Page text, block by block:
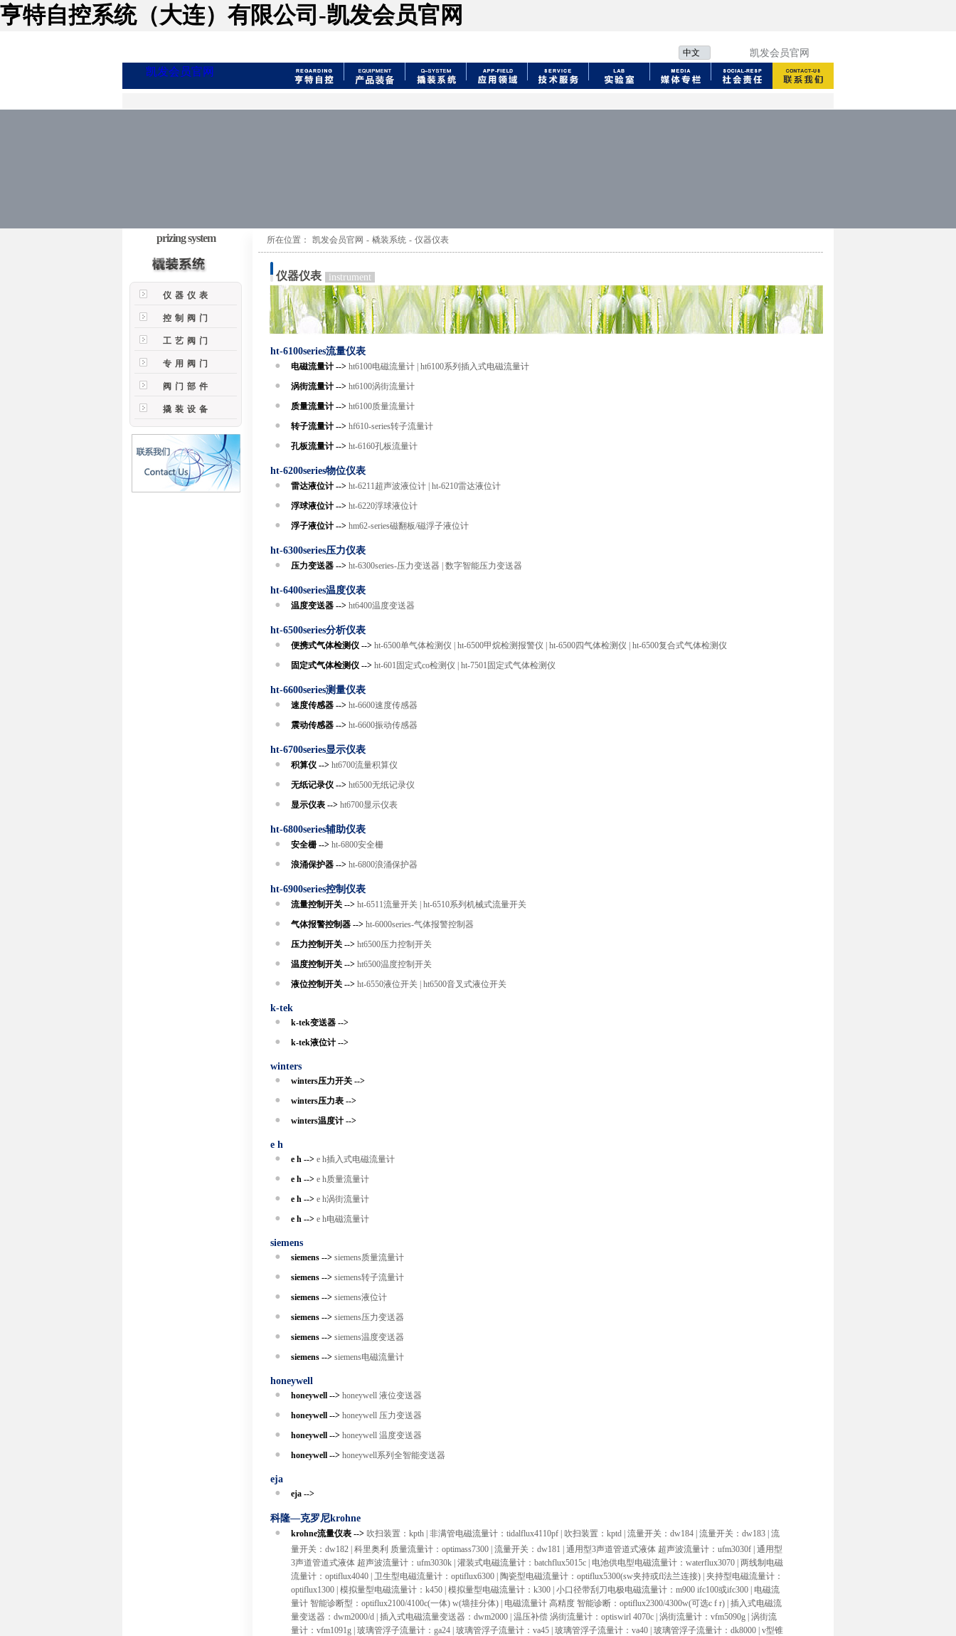
亨特自控系统（大连）有限公司-凯发会员官网
中文 凯发会员官网
凯发会员官网
prizing system
仪器仪表
控制阀门
工艺阀门
专用阀门
阀门部件
撬装设备
所在位置： 凯发会员官网 - 橇装系统 - 仪器仪表
仪器仪表 instrument
ht-6100series流量仪表
电磁流量计 --> ht6100电磁流量计 | ht6100系列插入式电磁流量计
涡街流量计 --> ht6100涡街流量计
质量流量计 --> ht6100质量流量计
转子流量计 --> hf610-series转子流量计
孔板流量计 --> ht-6160孔板流量计
ht-6200series物位仪表
雷达液位计 --> ht-6211超声波液位计 | ht-6210雷达液位计
浮球液位计 --> ht-6220浮球液位计
浮子液位计 --> hm62-series磁翻板/磁浮子液位计
ht-6300series压力仪表
压力变送器 --> ht-6300series-压力变送器 | 数字智能压力变送器
ht-6400series温度仪表
温度变送器 --> ht6400温度变送器
ht-6500series分析仪表
便携式气体检测仪 --> ht-6500单气体检测仪 | ht-6500甲烷检测报警仪 | ht-6500四气体检测仪 | ht-6500复合式气体检测仪
固定式气体检测仪 --> ht-601固定式co检测仪 | ht-7501固定式气体检测仪
ht-6600series测量仪表
速度传感器 --> ht-6600速度传感器
震动传感器 --> ht-6600振动传感器
ht-6700series显示仪表
积算仪 --> ht6700流量积算仪
无纸记录仪 --> ht6500无纸记录仪
显示仪表 --> ht6700显示仪表
ht-6800series辅助仪表
安全栅 --> ht-6800安全栅
浪涌保护器 --> ht-6800浪涌保护器
ht-6900series控制仪表
流量控制开关 --> ht-6511流量开关 | ht-6510系列机械式流量开关
气体报警控制器 --> ht-6000series-气体报警控制器
压力控制开关 --> ht6500压力控制开关
温度控制开关 --> ht6500温度控制开关
液位控制开关 --> ht-6550液位开关 | ht6500音叉式液位开关
k-tek
k-tek变送器 -->
k-tek液位计 -->
winters
winters压力开关 -->
winters压力表 -->
winters温度计 -->
e h
e h --> e h插入式电磁流量计
e h --> e h质量流量计
e h --> e h涡街流量计
e h --> e h电磁流量计
siemens
siemens --> siemens质量流量计
siemens --> siemens转子流量计
siemens --> siemens液位计
siemens --> siemens压力变送器
siemens --> siemens温度变送器
siemens --> siemens电磁流量计
honeywell
honeywell --> honeywell 液位变送器
honeywell --> honeywell 压力变送器
honeywell --> honeywell 温度变送器
honeywell --> honeywell系列全智能变送器
eja
eja -->
科隆—克罗尼krohne
krohne流量仪表 --> 吹扫装置：kpth | 非满管电磁流量计：tidalflux4110pf | 吹扫装置：kptd | 流量开关：dw184 | 流量开关：dw183 | 流
量开关：dw182 | 科里奥利 质量流量计：optimass7300 | 流量开关：dw181 | 通用型3声道管道式液体 超声波流量计：ufm3030f | 通用型
3声道管道式液体 超声波流量计：ufm3030k | 灌装式电磁流量计：batchflux5015c | 电池供电型电磁流量计：waterflux3070 | 两线制电磁
流量计：optiflux4040 | 卫生型电磁流量计：optiflux6300 | 陶瓷型电磁流量计：optiflux5300(sw夹持或fl法兰连接) | 夹持型电磁流量计：
optiflux1300 | 模拟量型电磁流量计：k450 | 模拟量型电磁流量计：k300 | 小口径带刮刀电极电磁流量计：m900 ifc100或ifc300 | 电磁流
量计 智能诊断型：optiflux2100/4100c(一体) w(墙挂分体) | 电磁流量计 高精度 智能诊断：optiflux2300/4300w(可选c f r) | 插入式电磁流
量变送器：dwm2000/d | 插入式电磁流量变送器：dwm2000 | 温压补偿 涡街流量计：optiswirl 4070c | 涡街流量计：vfm5090g | 涡街流
量计：vfm1091g | 玻璃管浮子流量计：ga24 | 玻璃管浮子流量计：va45 | 玻璃管浮子流量计：va40 | 玻璃管浮子流量计：dk8000 | v型锥